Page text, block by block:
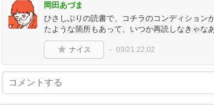
岡田あづま
ひさしぶりの読書で、コチラのコンディション
たような箇所もあって、いつか再読しなきゃな
ナイス 03/21 22:02